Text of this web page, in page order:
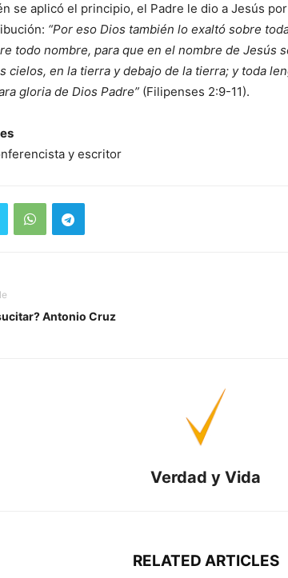
se aplicó el principio, el Padre le dio a Jesús
“Por eso Dios también lo exaltó sobre
todo nombre, para que en el nombre de Jesús
cielos, en la tierra y debajo de la tierra; y toda
gloria de Dios Padre” (Filipenses 2:9-11).
y escritor
Antonio Cruz
Verdad y Vida
RELATED ARTICLES